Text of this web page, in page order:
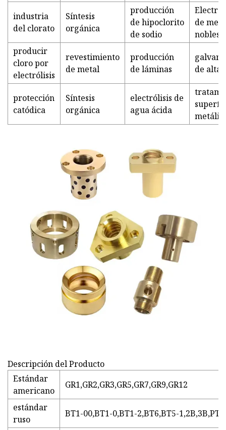
industria
del clorato
Síntesis
orgánica
producción
de hipoclorito
de sodio
de
nobles
producir
cloro por
electrólisis
revestimiento
de metal
producción
de láminas
de alta
protección
catódica
Síntesis
orgánica
electrólisis de
agua ácida
Descripción del Producto
Estándar
americano
GR1,GR2,GR3,GR5,GR7,GR9,GR12
estándar
ruso
BT1-00,BT1-0,BT1-2,BT6,BT5-